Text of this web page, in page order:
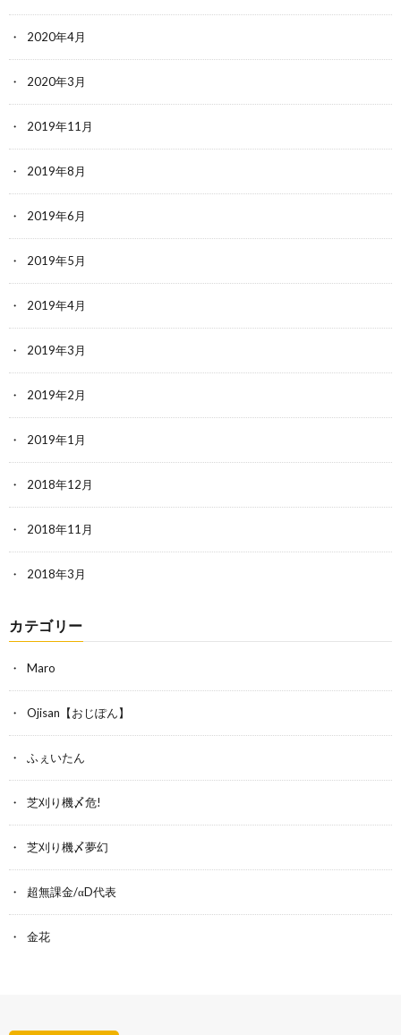
2020年4月
2020年3月
2019年11月
2019年8月
2019年6月
2019年5月
2019年4月
2019年3月
2019年2月
2019年1月
2018年12月
2018年11月
2018年3月
カテゴリー
Maro
Ojisan【おじぽん】
ふぇいたん
芝刈り機〆危!
芝刈り機〆夢幻
超無課金/αD代表
金花